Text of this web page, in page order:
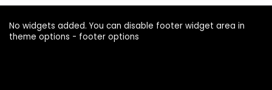
No widgets added. You can disable footer widget area in
theme options - footer options